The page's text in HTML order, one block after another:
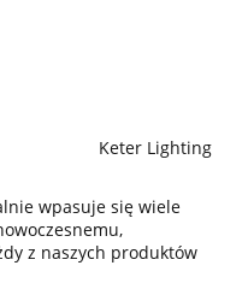
Keter Lighting
wpasuje się wiele
z naszych produktów